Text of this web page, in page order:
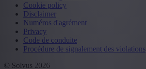
Cookie policy
Disclaimer
Numéros d'agrément
Privacy
Code de conduite
Procédure de signalement des violations
© Solvus 2026